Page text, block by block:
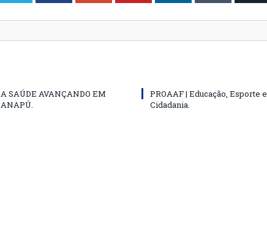
A SAÚDE AVANÇANDO EM
ANAPÚ.
PROAAF | Educação, Esporte e
Cidadania.